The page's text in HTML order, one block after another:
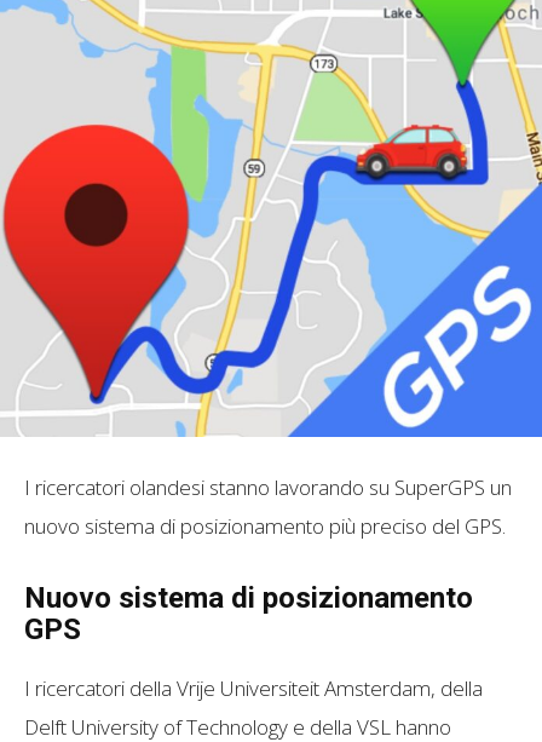
I ricercatori olandesi stanno lavorando su SuperGPS un
nuovo sistema di posizionamento più preciso del GPS.
Nuovo sistema di posizionamento
GPS
I ricercatori della Vrije Universiteit Amsterdam, della
Delft University of Technology e della VSL hanno